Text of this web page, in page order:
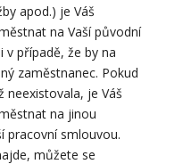
apod.) je Váš
na Vaší původní
v případě, že by na
zaměstnanec. Pokud
neexistovala, je Váš
na jinou
pracovní smlouvou.
můžete se